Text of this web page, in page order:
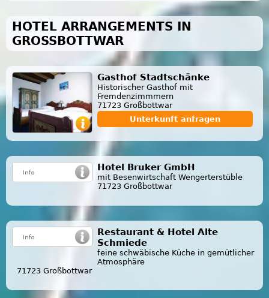
HOTEL ARRANGEMENTS IN
GROSSBOTTWAR
Gasthof Stadtschänke
Historischer Gasthof mit
Fremdenzimmmern
71723 Großbottwar
Unterkunft anfragen
Hotel Bruker GmbH
mit Besenwirtschaft Wengerterstüble
71723 Großbottwar
Restaurant & Hotel Alte
Schmiede
feine schwäbische Küche in gemütlicher
Atmosphäre
71723 Großbottwar